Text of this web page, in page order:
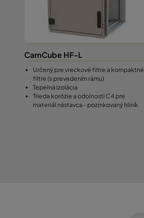
CamCube HF-L
Určený pre vreckové filtre a kompaktné
filtre (s prevedením rámu)
Tepelná izolácia
Trieda korózie a odolnosti C4 pre
materiál nástavca - pozinkovaný hliník